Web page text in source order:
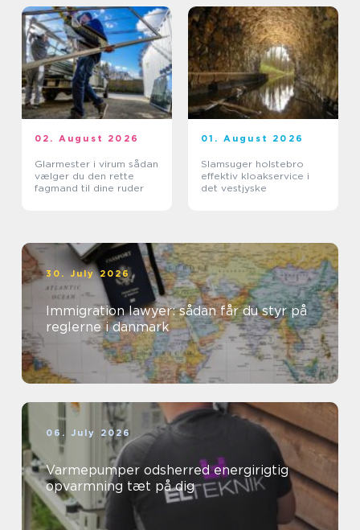
02. August 2026
Glarmester i virum sådan
vælger du den rette
fagmand til dine ruder
01. August 2026
Slamsuger holstebro
effektiv kloakservice i
det vestjyske
30. July 2026
Immigration lawyer: sådan får du styr på
reglerne i danmark
06. July 2026
Varmepumper odsherred energirigtig
opvarmning tæt på dig